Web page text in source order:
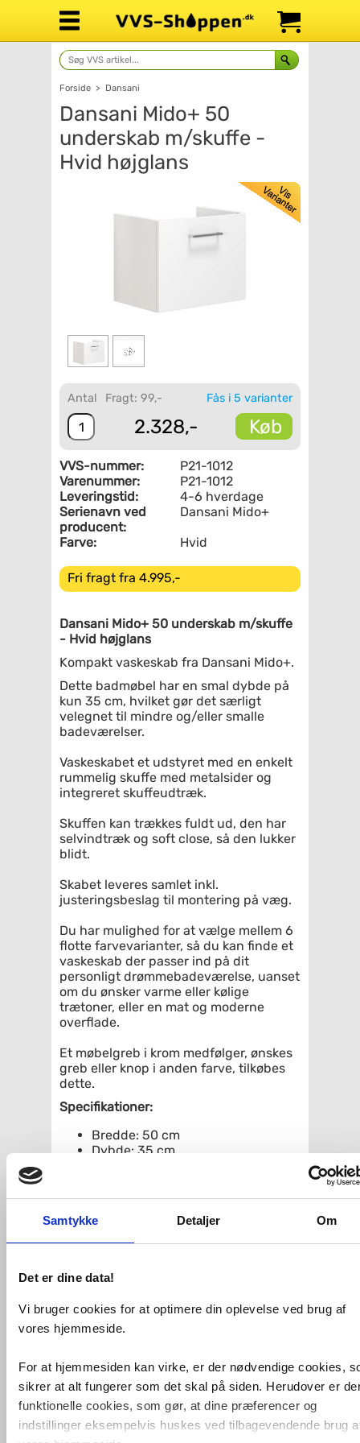
Samtykke Detaljer Om
Det er dine data!
Vi bruger cookies for at optimere din oplevelse ved brug af
vores hjemmeside.
For at hjemmesiden kan virke, er der nødvendige cookies,
sikrer at alt fungerer som det skal på siden. Herudover er
funktionelle cookies, som gør, at dine præferencer og
indstillinger eksempelvis huskes ved tilbagevendende brug
Forside > Dansani
Dansani Mido+ 50
underskab m/skuffe -
Hvid højglans
Fås i 5 varianter
Antal Fragt: 99,-
2.328,- Køb
VVS-nummer:
P21-1012
Varenummer:
P21-1012
Leveringstid:
4-6 hverdage
Serienavn ved
producent:
Dansani Mido+
Farve:
Hvid
Fri fragt fra 4.995,-
Dansani Mido+ 50 underskab m/skuffe
- Hvid højglans
Kompakt vaskeskab fra Dansani Mido+.
Dette badmøbel har en smal dybde på
kun 35 cm, hvilket gør det særligt
velegnet til mindre og/eller smalle
badeværelser.
Vaskeskabet et udstyret med en enkelt
rummelig skuffe med metalsider og
integreret skuffeudtræk.
Skuffen kan trækkes fuldt ud, den har
selvindtræk og soft close, så den lukker
blidt.
Skabet leveres samlet inkl.
justeringsbeslag til montering på væg.
Du har mulighed for at vælge mellem 6
flotte farvevarianter, så du kan finde et
vaskeskab der passer ind på dit
personligt drømmebadeværelse, uanset
om du ønsker varme eller kølige
trætoner, eller en mat og moderne
overflade.
Et møbelgreb i krom medfølger, ønskes
greb eller knop i anden farve, tilkøbes
dette.
Specifikationer:
Bredde: 50 cm
Dybde: 35 cm
Med 1 skuffe
spånplade m. ABS-kanter, front er
foliebelagt MDF.
Se relaterede varer for et bredt udvalg
af tilbehør og passende håndvaske.
Relaterede produkter
Dansani Cappella 50
håndvask t/væg eller
møbel - 1 hanehul
1.199,-